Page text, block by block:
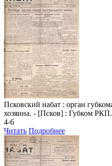
Псковский набат : орган
хозяина. - [Псков] : Губком
4-6
Читать Подробнее